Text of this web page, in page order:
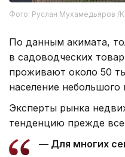
Фото: Руслан Мухамедьяров /
По данным акимата,
в садоводческих
проживают около 50
население небольшого
Эксперты рынка
тенденцию прежде
— Для многих